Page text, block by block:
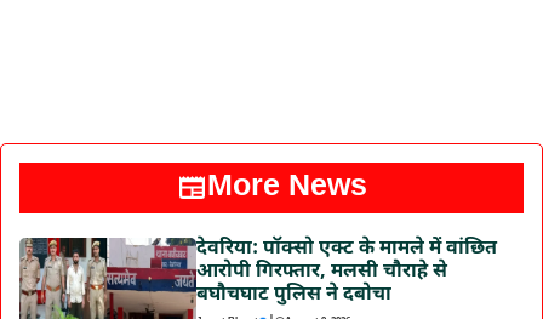
More News
देवरिया: पॉक्सो एक्ट के मामले में वांछित
आरोपी गिरफ्तार, मलसी चौराहे से
बघौचघाट पुलिस ने दबोचा